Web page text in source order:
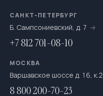
САНКТ-ПЕТЕРБУРГ
Б. Сампсониевский, д. 7
+7 812 701-08-10
МОСКВА
Варшавское шоссе д. 16, к.2
8 800 200-70-23